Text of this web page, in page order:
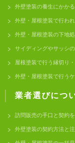
外壁塗装の養生にかか
外壁・屋根塗装で行わ
外壁・屋根塗装の下地
サイディングやサッシ
屋根塗装で行う縁切り
外壁・屋根塗装で行う
業者選びにつ
訪問販売の手口と契約
外壁塗装の契約方法と